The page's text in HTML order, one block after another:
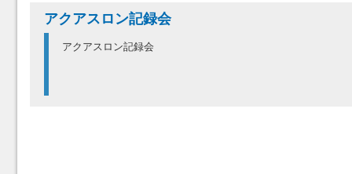
アクアスロン記録会
アクアスロン記録会